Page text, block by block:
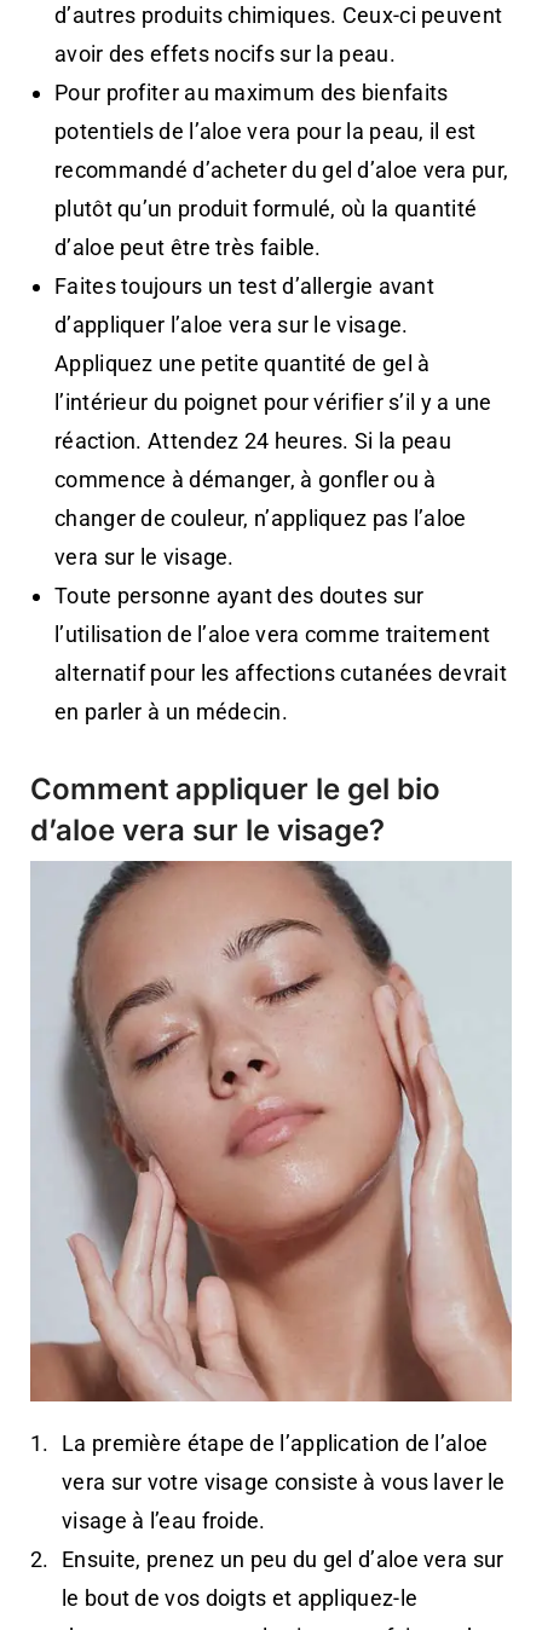
d’autres produits chimiques. Ceux-ci peuvent
avoir des effets nocifs sur la peau.
Pour profiter au maximum des bienfaits
potentiels de l’aloe vera pour la peau, il est
recommandé d’acheter du gel d’aloe vera pur,
plutôt qu’un produit formulé, où la quantité
d’aloe peut être très faible.
Faites toujours un test d’allergie avant
d’appliquer l’aloe vera sur le visage.
Appliquez une petite quantité de gel à
l’intérieur du poignet pour vérifier s’il y a une
réaction. Attendez 24 heures. Si la peau
commence à démanger, à gonfler ou à
changer de couleur, n’appliquez pas l’aloe
vera sur le visage.
Toute personne ayant des doutes sur
l’utilisation de l’aloe vera comme traitement
alternatif pour les affections cutanées devrait
en parler à un médecin.
Comment appliquer le gel bio
d’aloe vera sur le visage?
La première étape de l’application de l’aloe
vera sur votre visage consiste à vous laver le
visage à l’eau froide.
Ensuite, prenez un peu du gel d’aloe vera sur
le bout de vos doigts et appliquez-le